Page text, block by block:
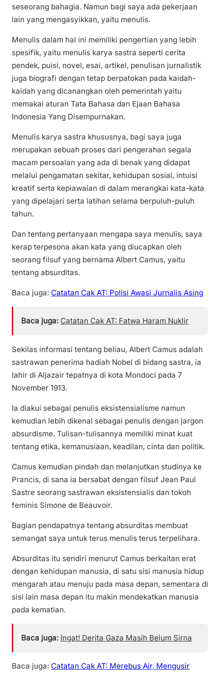
seseorang bahagia. Namun bagi saya ada pekerjaan
lain yang mengasyikkan, yaitu menulis.
Menulis dalam hal ini memiliki pengertian yang lebih
spesifik, yaitu menulis karya sastra seperti cerita
pendek, puisi, novel, esai, artikel, penulisan jurnalistik
juga biografi dengan tetap berpatokan pada kaidah-
kaidah yang dicanangkan oleh pemerintah yaitu
memakai aturan Tata Bahasa dan Ejaan Bahasa
Indonesia Yang Disempurnakan.
Menulis karya sastra khususnya, bagi saya juga
merupakan sebuah proses dari pengerahan segala
macam persoalan yang ada di benak yang didapat
melalui pengamatan sekitar, kehidupan sosial, intuisi
kreatif serta kepiawaian di dalam merangkai kata-kata
yang dipelajari serta latihan selama berpuluh-puluh
tahun.
Dan tentang pertanyaan mengapa saya menulis, saya
kerap terpesona akan kata yang diucapkan oleh
seorang filsuf yang bernama Albert Camus, yaitu
tentang absurditas.
Baca juga: Catatan Cak AT: Polisi Awasi Jurnalis Asing
Baca juga: Catatan Cak AT: Fatwa Haram Nuklir
Sekilas informasi tentang beliau, Albert Camus adalah
sastrawan penerima hadiah Nobel di bidang sastra, ia
lahir di Aljazair tepatnya di kota Mondoci pada 7
November 1913.
Ia diakui sebagai penulis eksistensialisme namun
kemudian lebih dikenal sebagai penulis dengan jargon
absurdisme. Tulisan-tulisannya memiliki minat kuat
tentang etika, kemanusiaan, keadilan, cinta dan politik.
Camus kemudian pindah dan melanjutkan studinya ke
Prancis, di sana ia bersabat dengan filsuf Jean Paul
Sastre seorang sastrawan eksistensialis dan tokoh
feminis Simone de Beauvoir.
Bagian pendapatnya tentang absurditas membuat
semangat saya untuk terus menulis terus terpelihara.
Absurditas itu sendiri menurut Camus berkaitan erat
dengan kehidupan manusia, di satu sisi manusia hidup
mengarah atau menuju pada masa depan, sementara di
sisi lain masa depan itu makin mendekatkan manusia
pada kematian.
Baca juga: Ingat! Derita Gaza Masih Belum Sirna
Baca juga: Catatan Cak AT: Merebus Air, Mengusir